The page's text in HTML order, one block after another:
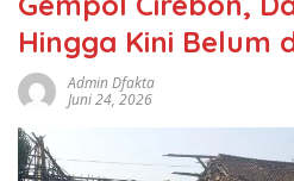
Hingga Kini Belum
Admin Dfakta
Juni 24, 2026